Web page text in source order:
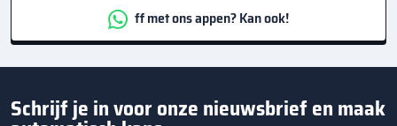
ff met ons appen? Kan ook!
Schrijf je in voor onze nieuwsbrief en maak